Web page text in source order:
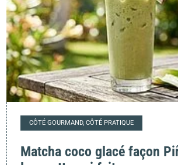
CÔTÉ GOURMAND, CÔTÉ PRATIQUE
Matcha coco glacé façon